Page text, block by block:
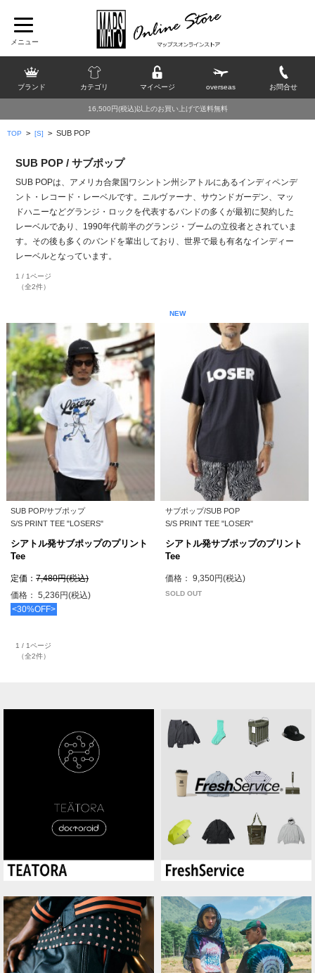
ブランド カテゴリ マイページ overseas お問合せ
16,500円(税込)以上のお買い上げで送料無料
TOP > [S] > SUB POP
SUB POP / サブポップ
SUB POPは、アメリカ合衆国ワシントン州シアトルにあるインディペンデ
ント・レコード・レーベルです。ニルヴァーナ、サウンドガーデン、マッ
ドハニーなどグランジ・ロックを代表するバンドの多くが最初に契約した
レーベルであり、1990年代前半のグランジ・ブームの立役者とされていま
す。その後も多くのバンドを輩出しており、世界で最も有名なインディー
レーベルとなっています。
1 / 1ページ
（全2件）
SUB POP/サブポップ
S/S PRINT TEE "LOSERS"
シアトル発サブポップのプリント
Tee
定価：7,480円(税込)
価格： 5,236円(税込)
<30%OFF>
NEW
サブポップ/SUB POP
S/S PRINT TEE "LOSER"
シアトル発サブポップのプリント
Tee
価格： 9,350円(税込)
SOLD OUT
1 / 1ページ
（全2件）